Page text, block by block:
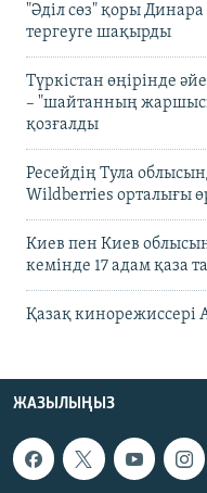
"Әділ сөз" қоры
тергеуге шақырды
Түркістан өңірінде
– "шайтанның
қозғалды
Ресейдің Тула
Wildberries орталығы
Киев пен Киев
кемінде 17 адам қаза
Қазақ кинорежиссері
ЖАЗЫЛЫҢЫЗ